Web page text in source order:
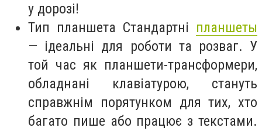
у дорозі!
Тип планшета Стандартні планшеты
— ідеальні для роботи та розваг. У
той час як планшети-трансформери,
обладнані клавіатурою, стануть
справжнім порятунком для тих, хто
багато пише або працює з текстами.